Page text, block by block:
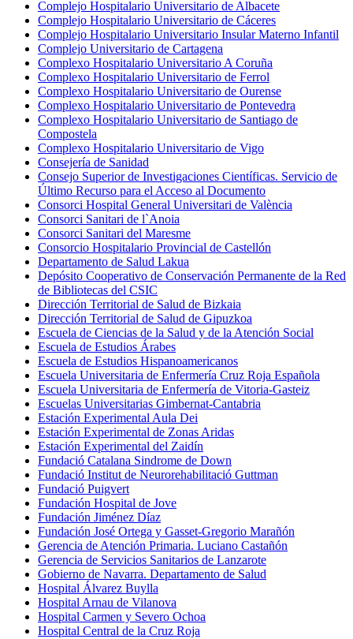
Complejo Hospitalario Universitario de Albacete
Complejo Hospitalario Universitario de Cáceres
Complejo Hospitalario Universitario Insular Materno Infantil
Complejo Universitario de Cartagena
Complexo Hospitalario Universitario A Coruña
Complexo Hospitalario Universitario de Ferrol
Complexo Hospitalario Universitario de Ourense
Complexo Hospitalario Universitario de Pontevedra
Complexo Hospitalario Universitario de Santiago de
Compostela
Complexo Hospitalario Universitario de Vigo
Consejería de Sanidad
Consejo Superior de Investigaciones Científicas. Servicio de
Último Recurso para el Acceso al Documento
Consorci Hospital General Universitari de València
Consorci Sanitari de l`Anoia
Consorci Sanitari del Maresme
Consorcio Hospitalario Provincial de Castellón
Departamento de Salud Lakua
Depósito Cooperativo de Conservación Permanente de la Red
de Bibliotecas del CSIC
Dirección Territorial de Salud de Bizkaia
Dirección Territorial de Salud de Gipuzkoa
Escuela de Ciencias de la Salud y de la Atención Social
Escuela de Estudios Árabes
Escuela de Estudios Hispanoamericanos
Escuela Universitaria de Enfermería Cruz Roja Española
Escuela Universitaria de Enfermería de Vitoria-Gasteiz
Escuelas Universitarias Gimbernat-Cantabria
Estación Experimental Aula Dei
Estación Experimental de Zonas Aridas
Estación Experimental del Zaidín
Fundació Catalana Sindrome de Down
Fundació Institut de Neurorehabilitació Guttman
Fundació Puigvert
Fundación Hospital de Jove
Fundación Jiménez Díaz
Fundación José Ortega y Gasset-Gregorio Marañón
Gerencia de Atención Primaria. Luciano Castañón
Gerencia de Servicios Sanitarios de Lanzarote
Gobierno de Navarra. Departamento de Salud
Hospital Álvarez Buylla
Hospital Arnau de Vilanova
Hospital Carmen y Severo Ochoa
Hospital Central de la Cruz Roja